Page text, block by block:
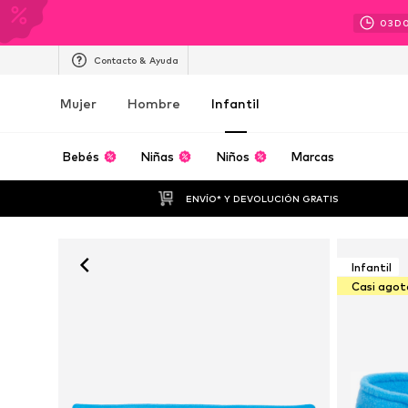
03D
Contacto & Ayuda
Mujer Hombre Infantil
Bebés Niñas Niños Marcas
ENVÍO* Y DEVOLUCIÓN GRATIS
Infantil
Casi